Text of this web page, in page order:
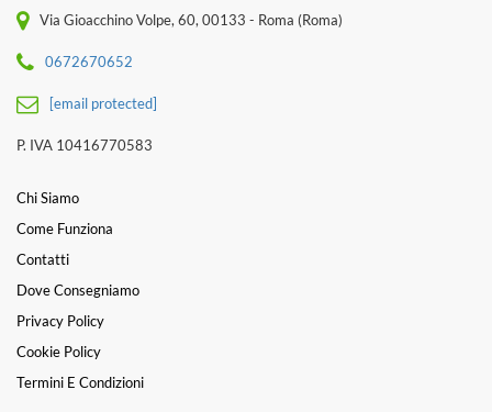
Via Gioacchino Volpe, 60, 00133 - Roma (Roma)
0672670652
[email protected]
P. IVA 10416770583
Chi Siamo
Come Funziona
Contatti
Dove Consegniamo
Privacy Policy
Cookie Policy
Termini E Condizioni